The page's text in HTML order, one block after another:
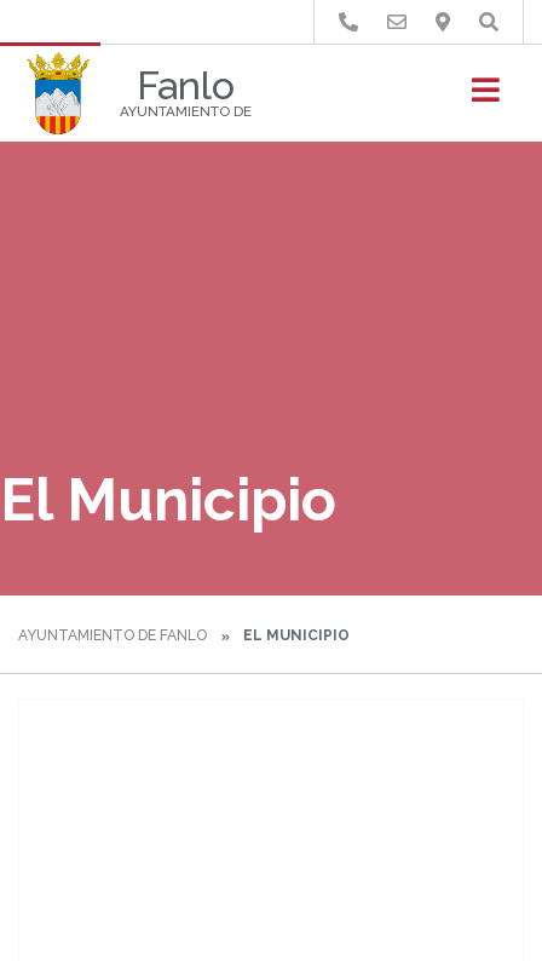
Fanlo
AYUNTAMIENTO DE
Buscar
El Municipio
AYUNTAMIENTO DE FANLO EL MUNICIPIO